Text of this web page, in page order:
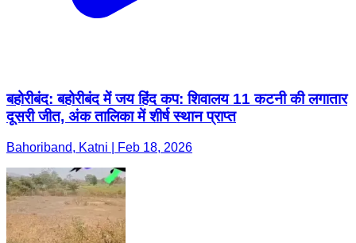
बहोरीबंद: बहोरीबंद में जय हिंद कप: शिवालय 11 कटनी की लगातार
दूसरी जीत, अंक तालिका में शीर्ष स्थान प्राप्त
Bahoriband, Katni | Feb 18, 2026